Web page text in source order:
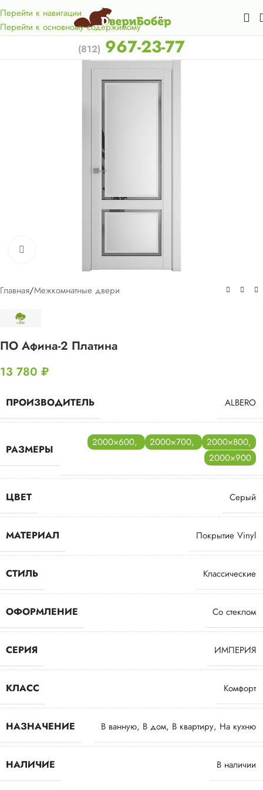
Перейти к навигации
Перейти к основному содержимому
км. от КАД.
(812) 967-23-77
Главная/Межкомнатные двери
ПО Афина-2 Платина
13 780 ₽
ПРОИЗВОДИТЕЛЬ ALBERO
РАЗМЕРЫ
2000×600, 2000×700, 2000×800,
2000×900
ЦВЕТ Серый
МАТЕРИАЛ Покрытие Vinyl
СТИЛЬ Классические
ОФОРМЛЕНИЕ Со стеклом
СЕРИЯ ИМПЕРИЯ
КЛАСС Комфорт
НАЗНАЧЕНИЕ В ванную, В дом, В квартиру, На кухню
НАЛИЧИЕ В наличии